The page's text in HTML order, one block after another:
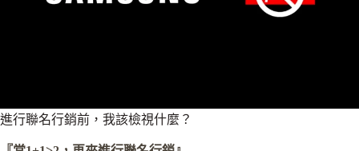
進行聯名行銷前，我該檢視什麼？